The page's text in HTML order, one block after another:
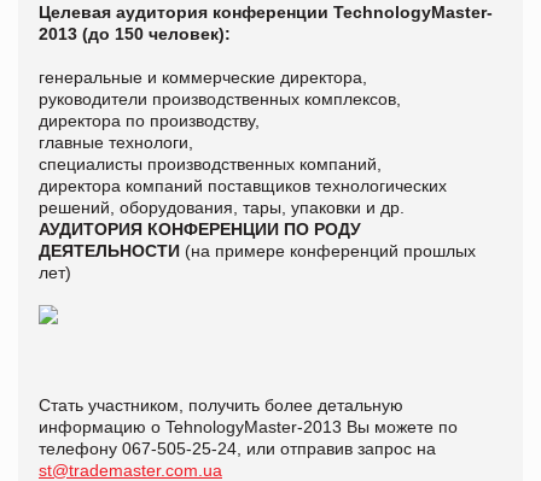
Целевая аудитория конференции TechnologyMaster-
2013 (до 150 человек):
генеральные и коммерческие директора,
руководители производственных комплексов,
директора по производству,
главные технологи,
специалисты производственных компаний,
директора компаний поставщиков технологических
решений, оборудования, тары, упаковки и др.
АУДИТОРИЯ КОНФЕРЕНЦИИ ПО РОДУ
ДЕЯТЕЛЬНОСТИ (на примере конференций прошлых
лет)
Стать участником, получить более детальную
информацию о TehnologyMaster-2013 Вы можете по
телефону 067-505-25-24, или отправив запрос на
st@trademaster.com.ua